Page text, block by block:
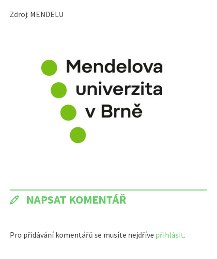
Zdroj: MENDELU
NAPSAT KOMENTÁŘ
Pro přidávání komentářů se musíte nejdříve přihlásit.